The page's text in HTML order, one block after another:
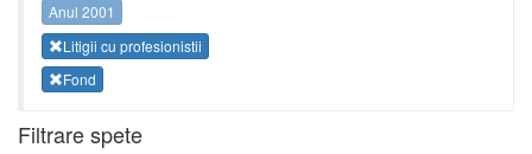
Anul 2001
Litigii cu profesionistii
Fond
Filtrare spete